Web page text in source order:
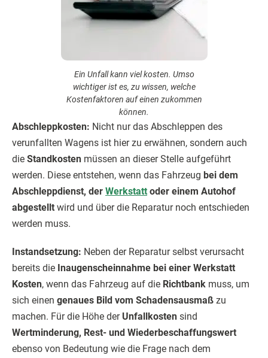
Ein Unfall kann viel kosten. Umso
wichtiger ist es, zu wissen, welche
Kostenfaktoren auf einen zukommen
können.
Abschleppkosten: Nicht nur das Abschleppen des
verunfallten Wagens ist hier zu erwähnen, sondern auch
die Standkosten müssen an dieser Stelle aufgeführt
werden. Diese entstehen, wenn das Fahrzeug bei dem
Abschleppdienst, der Werkstatt oder einem Autohof
abgestellt wird und über die Reparatur noch entschieden
werden muss.
Instandsetzung: Neben der Reparatur selbst verursacht
bereits die Inaugenscheinnahme bei einer Werkstatt
Kosten, wenn das Fahrzeug auf die Richtbank muss, um
sich einen genaues Bild vom Schadensausmaß zu
machen. Für die Höhe der Unfallkosten sind
Wertminderung, Rest- und Wiederbeschaffungswert
ebenso von Bedeutung wie die Frage nach dem